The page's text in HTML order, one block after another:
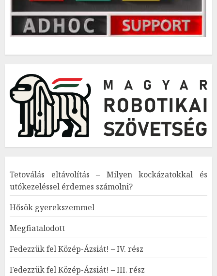
Tetoválás eltávolítás – Milyen kockázatokkal és
utókezeléssel érdemes számolni?
Hősök gyerekszemmel
Megfiatalodott
Fedezzük fel Közép-Ázsiát! – IV. rész
Fedezzük fel Közép-Ázsiát! – III. rész